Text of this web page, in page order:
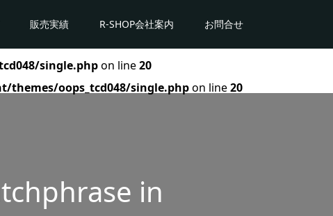
販売実績 R-SHOP会社案内 お問合せ
single.phpon line20
oops_tcd048/single.phpon line20
in